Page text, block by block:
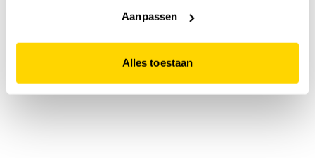
website niet optimaal functioneert.
Aanpassen
Alles toestaan